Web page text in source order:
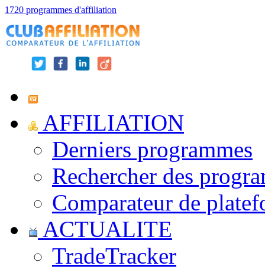
1720 programmes d'affiliation
AFFILIATION
Derniers programmes
Rechercher des
Comparateur de
ACTUALITE
TradeTracker